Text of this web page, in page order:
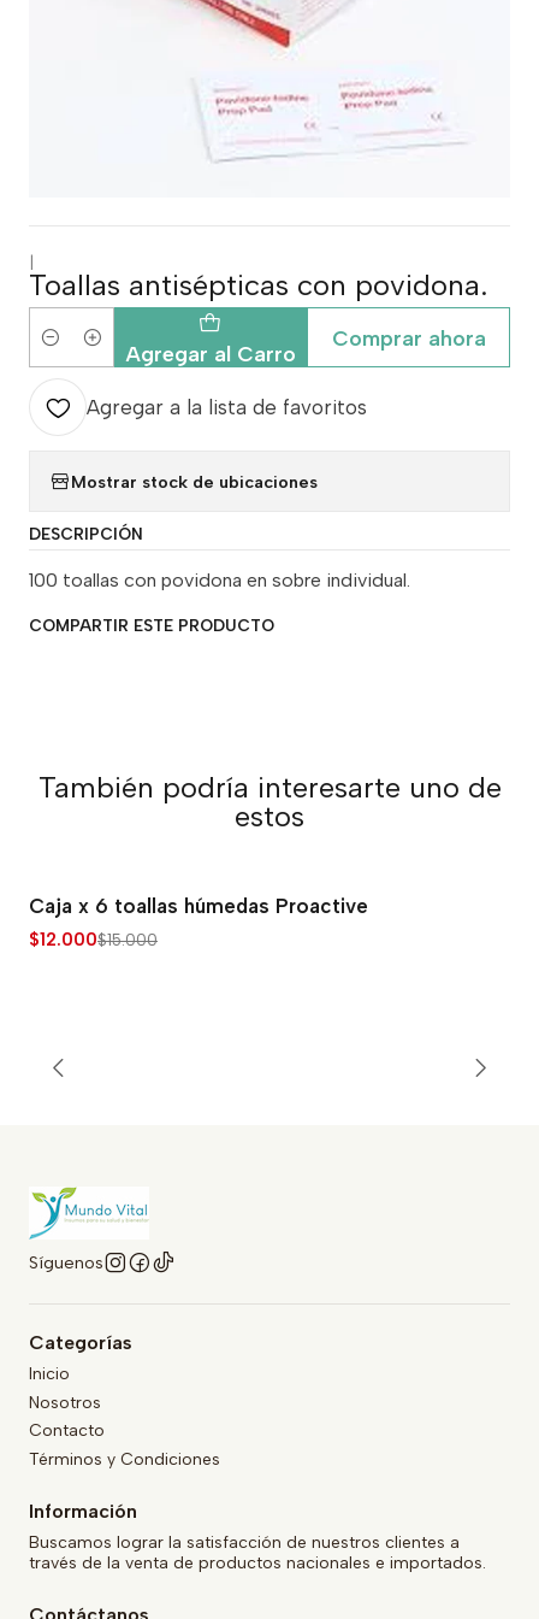
Toallas antisépticas con povidona.
Cantidad Agregar al Carro
Comprar ahora
Agregar a la lista de favoritos
Mostrar stock de ubicaciones
DESCRIPCIÓN
100 toallas con povidona en sobre individual.
COMPARTIR ESTE PRODUCTO
También podría interesarte uno de
estos
-20% OFF
Caja x 6 toallas húmedas Proactive
$12.000$15.000
Síguenos
Categorías
Inicio
Nosotros
Contacto
Términos y Condiciones
Información
Buscamos lograr la satisfacción de nuestros clientes a
través de la venta de productos nacionales e importados.